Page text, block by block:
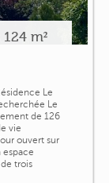
m²
Le
Le
de 126
vie
ouvert sur
trois